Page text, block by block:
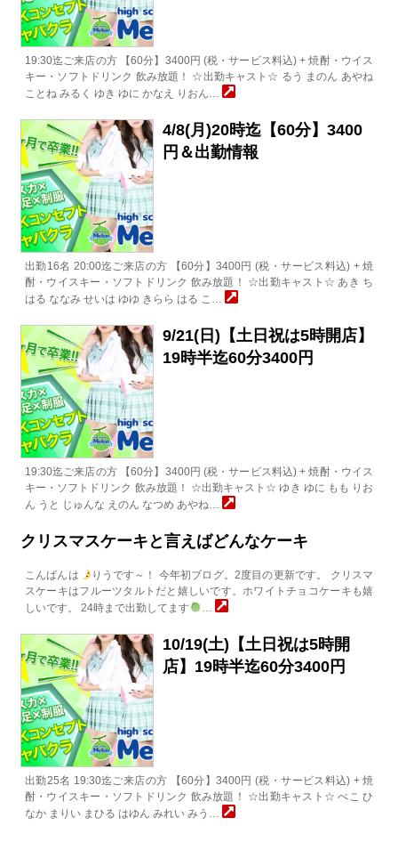
19:30迄ご来店の方 【60分】3400円 (税・サービス料込) + 焼酎・ウイス
キー・ソフトドリンク 飲み放題！ ☆出勤キャスト☆ るう まのん あやね
ことね みるく ゆき ゆに かなえ りおん…
4/8(月)20時迄【60分】3400
円＆出勤情報
出勤16名 20:00迄ご来店の方 【60分】3400円 (税・サービス料込) + 焼
酎・ウイスキー・ソフトドリンク 飲み放題！ ☆出勤キャスト☆ あき ち
はる ななみ せいは ゆゆ きらら はる こ…
9/21(日)【土日祝は5時開店】
19時半迄60分3400円
19:30迄ご来店の方 【60分】3400円 (税・サービス料込) + 焼酎・ウイス
キー・ソフトドリンク 飲み放題！ ☆出勤キャスト☆ ゆき ゆに もも りお
ん うと じゅんな えのん なつめ あやね…
クリスマスケーキと言えばどんなケーキ
こんばんは
りうです～！ 今年初ブログ。2度目の更新です。 クリスマ
スケーキはフルーツタルトだと嬉しいです。ホワイトチョコケーキも嬉
しいです。 24時まで出勤してます
…
10/19(土)【土日祝は5時開
店】19時半迄60分3400円
出勤25名 19:30迄ご来店の方 【60分】3400円 (税・サービス料込) + 焼
酎・ウイスキー・ソフトドリンク 飲み放題！ ☆出勤キャスト☆ ぺこ ひ
なか まりい まひる はゆん みれい みう…